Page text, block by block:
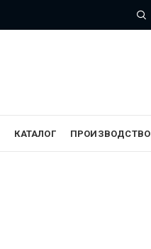
КАТАЛОГ ПРОИЗВОДСТВО